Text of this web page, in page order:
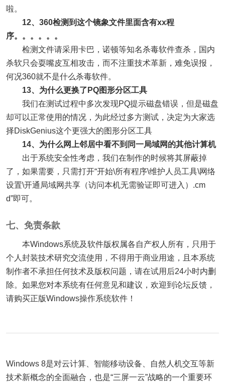
啦。
12、360检测到这个镜象文件里面含有xx程
序。。。。。。
检测文件请采用卡巴，诺顿等知名杀毒软件查杀，国内
杀软只会耍嘴皮互相攻击，而不注重技术革新，难免误报，
何况360就不是什么杀毒软件。
13、为什么更换了PQ图形分区工具
我们在测试过程中多次发现PQ提示磁盘错误，但是磁盘
却可以正常使用的情况，为此经过多方测试，决定为大家选
择DiskGenius这个更强大的图形分区工具
14、为什么网上邻居中看不到同一局域网的其他计算机
出于系统安全性考虑，我们在制作的时候将其屏蔽掉
了，如果需要，只需打开“开始\所有程序\维护人员工具\网络
设置\开通局域网共享（访问本机无需验证即可进入）.cm
d”即可。
七、免责条款
本Windows系统及软件版权属各自产权人所有，只用于
个人封装技术研究交流使用，不得用于商业用途，且本系统
制作者不承担任何技术及版权问题，请在试用后24小时内删
除。如果您对本系统有任何意见和建议，欢迎到论坛反馈，
请购买正版Windows操作系统软件！
Windows 8是对云计算、智能移动设备、自然人机交互等新
技术新概念的全面融合，也是“三屏一云”战略的一个重要环